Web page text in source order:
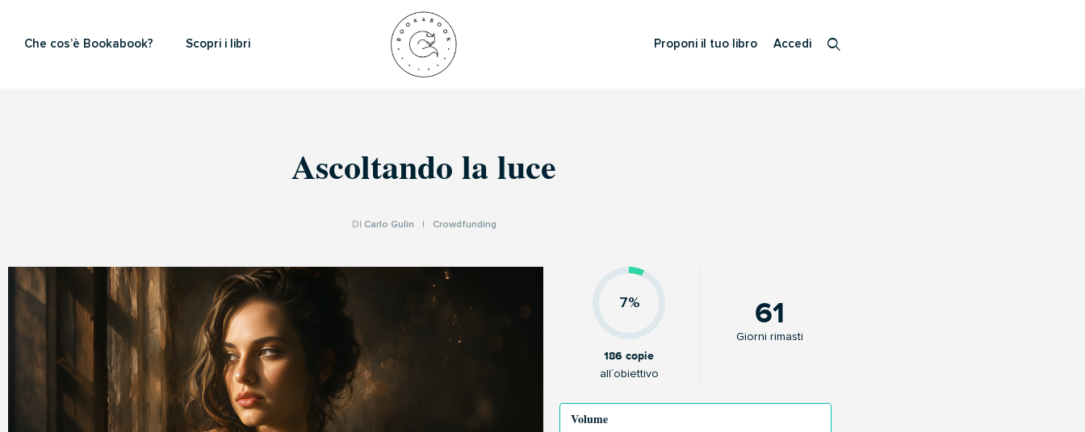
Che cos’è Bookabook? Scopri i libri Proponi il tuo libro Accedi
Ascoltando la luce
DI Carlo Gulin Crowdfunding
7%
186 copie
all´obiettivo
61
Giorni rimasti
Volume